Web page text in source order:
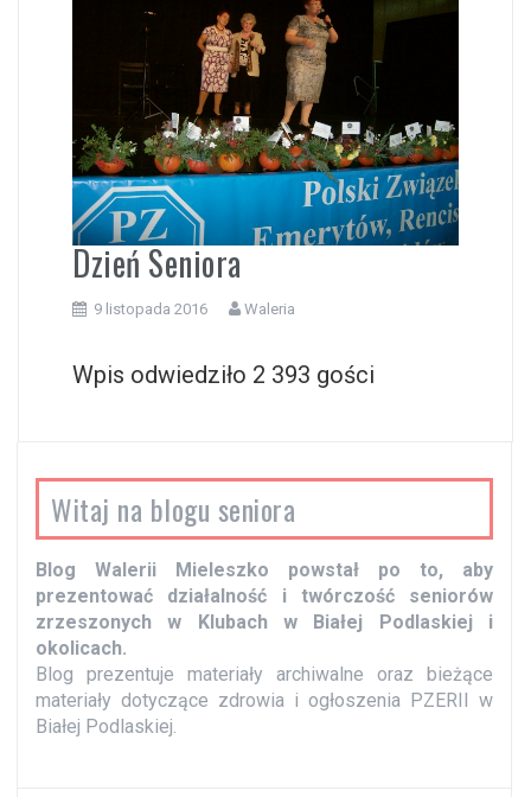
Dzień Seniora
9 listopada 2016 Waleria
Wpis odwiedziło 2 393 gości
Witaj na blogu seniora
Blog Walerii Mieleszko powstał po to, aby
prezentować działalność i twórczość seniorów
zrzeszonych w Klubach w Białej Podlaskiej i
okolicach.
Blog prezentuje materiały archiwalne oraz bieżące
materiały dotyczące zdrowia i ogłoszenia PZERII w
Białej Podlaskiej.